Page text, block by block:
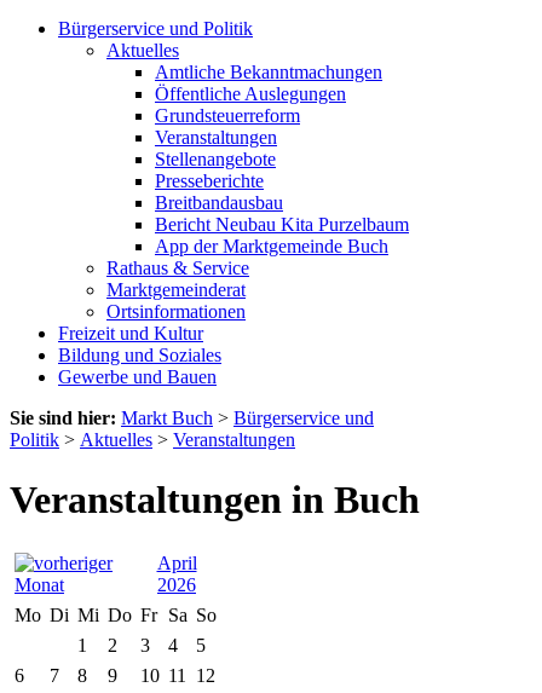
Bürgerservice und Politik
Aktuelles
Amtliche Bekanntmachungen
Öffentliche Auslegungen
Grundsteuerreform
Veranstaltungen
Stellenangebote
Presseberichte
Breitbandausbau
Bericht Neubau Kita Purzelbaum
App der Marktgemeinde Buch
Rathaus & Service
Marktgemeinderat
Ortsinformationen
Freizeit und Kultur
Bildung und Soziales
Gewerbe und Bauen
Sie sind hier: Markt Buch > Bürgerservice und
Politik > Aktuelles > Veranstaltungen
Veranstaltungen in Buch
April
2026
Mo Di Mi Do Fr Sa So
1
2 3 4
5
6
7 8 9 10 11
12